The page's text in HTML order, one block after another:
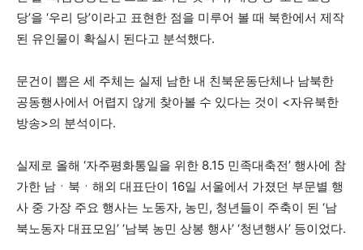
당’을 ‘우리 당’이라고 표현한 점을 미루어 볼 때 북한에서 제작
된 유인물이 확실시 된다고 분석했다.
문건이 뽑은 세 주체는 실제 남한 내 친북운동단체나 남북한
공동행사에서 어렵지 않게 찾아볼 수 있다는 것이 <자유북한
방송>의 분석이다.
실제로 올해 ‘자주평화통일을 위한 8.15 민족대축전’ 행사에 참
가한 남ㆍ북ㆍ해외 대표단이 16일 서울에서 가졌던 부문별 행
사 중 가장 주요 행사는 노동자, 농민, 청년들이 주축이 된 ‘남
북노동자 대표모임’ ‘남북 농민 상봉 행사’ ‘청년행사’ 등이었다.